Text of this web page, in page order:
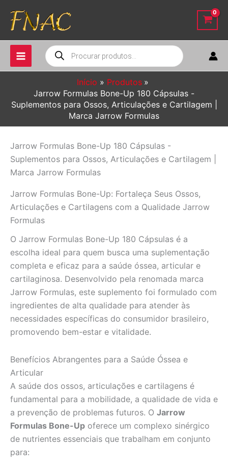
para
conteúdo
Pesquisar
produtos
Início
Produtos
Jarrow Formulas Bone-Up 180 Cápsulas -
Suplementos para Ossos, Articulações e Cartilagem |
Marca Jarrow Formulas
Jarrow Formulas Bone-Up 180 Cápsulas -
Suplementos para Ossos, Articulações e Cartilagem |
Marca Jarrow Formulas
Jarrow Formulas Bone-Up: Fortaleça Seus Ossos,
Articulações e Cartilagens com a Qualidade Jarrow
Formulas
O Jarrow Formulas Bone-Up 180 Cápsulas é a
escolha ideal para quem busca uma suplementação
completa e eficaz para a saúde óssea, articular e
cartilaginosa. Desenvolvido pela renomada marca
Jarrow Formulas, este suplemento foi formulado com
ingredientes de alta qualidade para atender às
necessidades específicas do consumidor brasileiro,
promovendo bem-estar e vitalidade.
Benefícios Abrangentes para a Saúde Óssea e
Articular
A saúde dos ossos, articulações e cartilagens é
fundamental para a mobilidade, a qualidade de vida e
a prevenção de problemas futuros. O Jarrow
Formulas Bone-Up oferece um complexo sinérgico
de nutrientes essenciais que trabalham em conjunto
para: